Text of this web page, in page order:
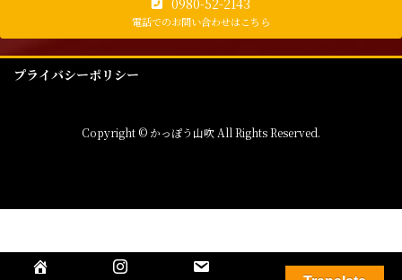
電話でのお問い合わせはこちら
プライバシーポリシー
Copyright © かっぽう山吹 All Rights Reserved.